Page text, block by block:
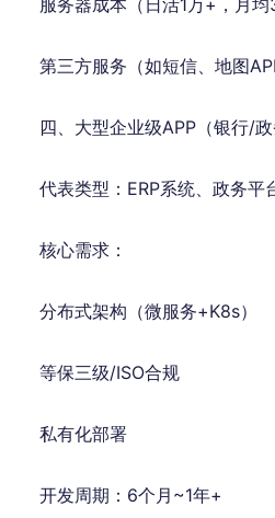
第三方服务（如短信、地图API
四、大型企业级APP（银行/政
代表类型：ERP系统、政务平
核心需求：
分布式架构（微服务+K8s）
等保三级/ISO合规
私有化部署
开发周期：6个月~1年+